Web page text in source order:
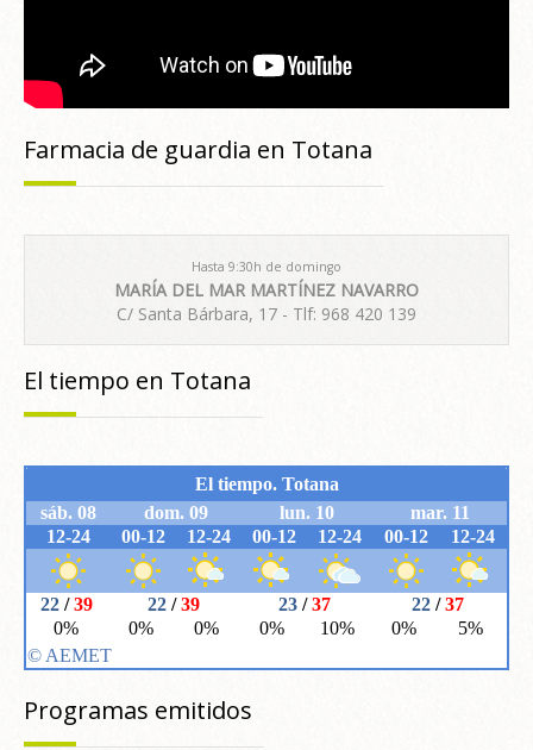
Programas emitidos
Farmacia de guardia en Totana
Hasta 9:30h de domingo
MARÍA DEL MAR MARTÍNEZ NAVARRO
C/ Santa Bárbara, 17 - Tlf: 968 420 139
El tiempo en Totana